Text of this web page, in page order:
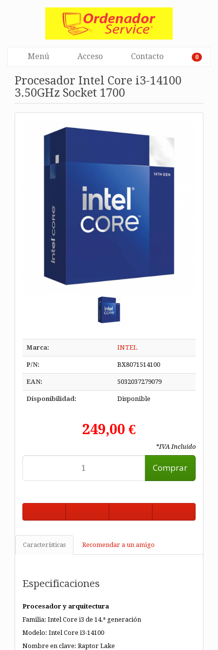
Menú Acceso Contacto 0
Procesador Intel Core i3-14100
3.50GHz Socket 1700
Marca: INTEL
P/N: BX8071514100
EAN: 5032037279079
Disponibilidad: Disponible
249,00 €
*IVA Incluido
Comprar
Características Recomendar a un amigo
Especificaciones
Procesador y arquitectura
Familia: Intel Core i3 de 14.ª generación
Modelo: Intel Core i3-14100
Nombre en clave: Raptor Lake